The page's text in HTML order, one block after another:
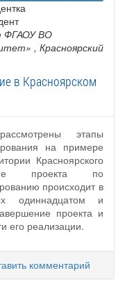
ФГАОУ ВО
, Красноярский
в Красноярском
этапы
на примере
Красноярского
проекта по
происходит в
одиннадцатом и
проекта и
его реализации.
комментарий